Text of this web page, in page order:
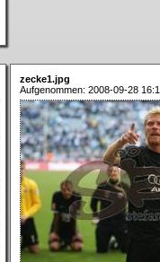
zecke1.jpg
Aufgenommen: 2008-09-28